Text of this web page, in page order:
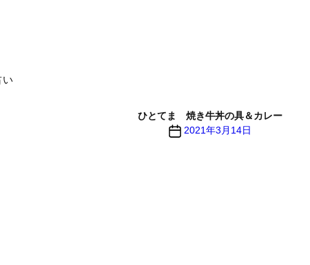
い
ひとてま 焼き牛丼の具＆カレー
投 2021年3月14日